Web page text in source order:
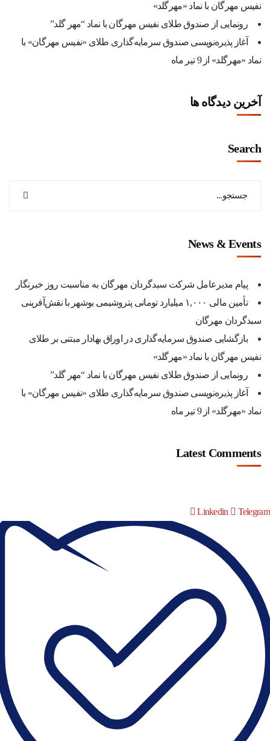
نفیس مهرگان با نماد «مهرگلد»
رونمایی از صندوق طلای نفیس مهرگان با نماد “مهر گلد”
آغاز پذیره‌نویسی صندوق سرمایه‌گذاری طلای «نفیس مهرگان» با
نماد «مهرگلد» از 9 تیر ماه
آخرین دیدگاه ها
Search
News & Events
پیام مدیرعامل شرکت سبدگردان مهرگان به مناسبت روز خبرنگار
تأمین مالی ۱,۰۰۰ میلیارد تومانی پتروشیمی بوشهر با نقش‌آفرینی
سبدگردان مهرگان
بازگشایی صندوق سرمایه‌گذاری در اوراق بهادار مبتنی بر طلای
نفیس مهرگان با نماد «مهرگلد»
رونمایی از صندوق طلای نفیس مهرگان با نماد “مهر گلد”
آغاز پذیره‌نویسی صندوق سرمایه‌گذاری طلای «نفیس مهرگان» با
نماد «مهرگلد» از 9 تیر ماه
Latest Comments
Linkedin Telegram